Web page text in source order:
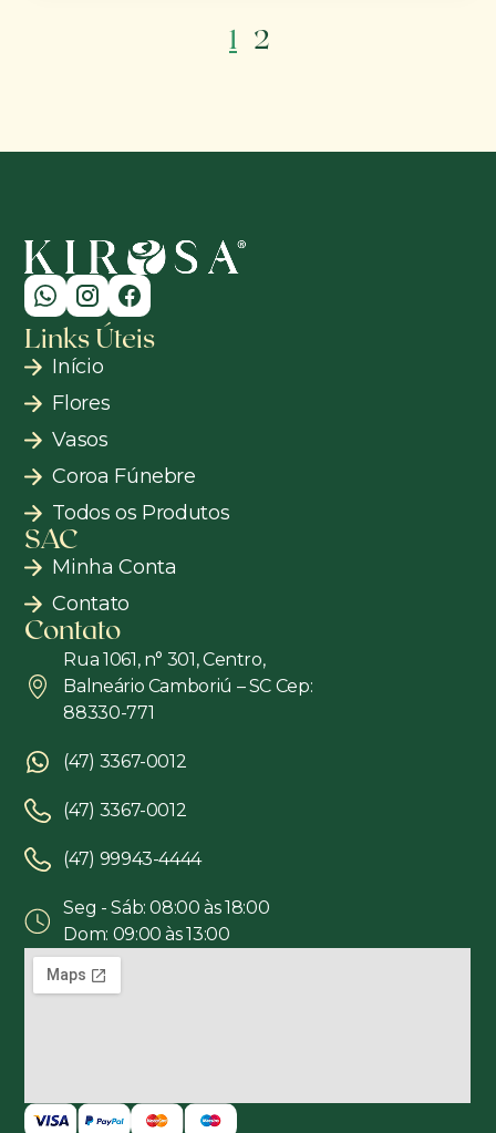
1 2
Links Úteis
Início
Flores
Vasos
Coroa Fúnebre
Todos os Produtos
SAC
Minha Conta
Contato
Contato
Rua 1061, n° 301, Centro,
Balneário Camboriú – SC Cep:
88330-771
(47) 3367-0012
(47) 3367-0012
(47) 99943-4444
Seg - Sáb: 08:00 às 18:00
Dom: 09:00 às 13:00